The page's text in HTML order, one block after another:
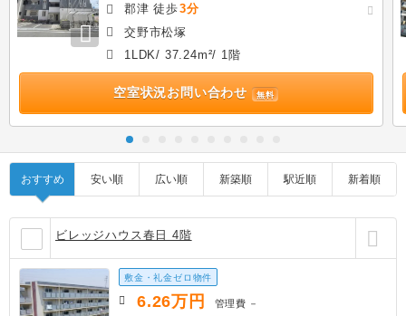
郡津 徒歩3分
交野市松塚
1LDK/ 37.24m²/ 1階
空室状況お問い合わせ 無料
おすすめ 安い順 広い順 新築順 駅近順 新着順
ビレッジハウス春日 4階
敷金・礼金ゼロ物件
6.26万円 管理費 －